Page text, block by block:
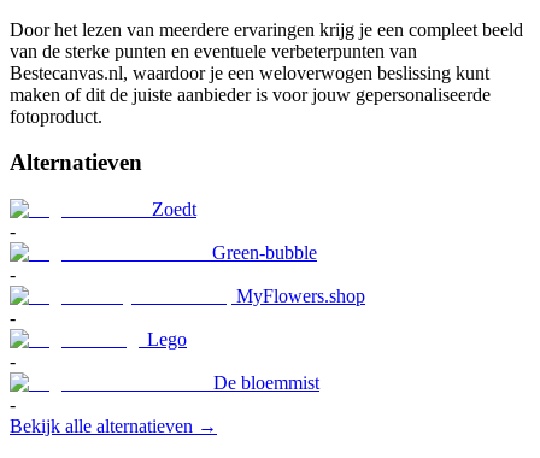
Door het lezen van meerdere ervaringen krijg je een compleet beeld
van de sterke punten en eventuele verbeterpunten van
Bestecanvas.nl, waardoor je een weloverwogen beslissing kunt
maken of dit de juiste aanbieder is voor jouw gepersonaliseerde
fotoproduct.
Alternatieven
Zoedt
-
Green-bubble
-
MyFlowers.shop
-
Lego
-
De bloemmist
-
Bekijk alle alternatieven →